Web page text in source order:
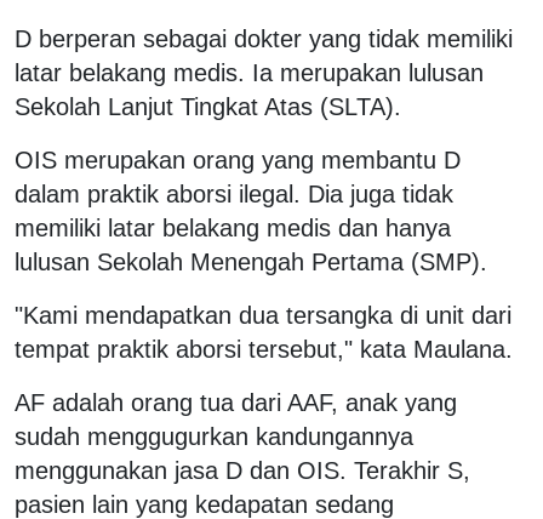
D berperan sebagai dokter yang tidak memiliki
latar belakang medis. Ia merupakan lulusan
Sekolah Lanjut Tingkat Atas (SLTA).
OIS merupakan orang yang membantu D
dalam praktik aborsi ilegal. Dia juga tidak
memiliki latar belakang medis dan hanya
lulusan Sekolah Menengah Pertama (SMP).
"Kami mendapatkan dua tersangka di unit dari
tempat praktik aborsi tersebut," kata Maulana.
AF adalah orang tua dari AAF, anak yang
sudah menggugurkan kandungannya
menggunakan jasa D dan OIS. Terakhir S,
pasien lain yang kedapatan sedang